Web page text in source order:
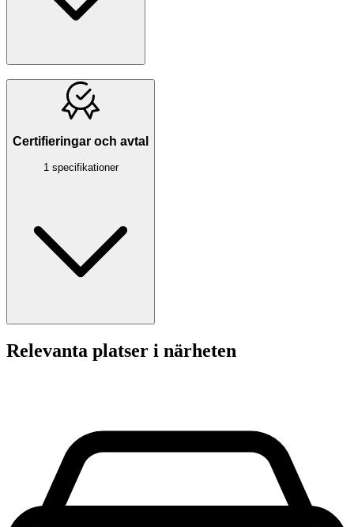
Certifieringar och avtal
1 specifikationer
Relevanta platser i närheten